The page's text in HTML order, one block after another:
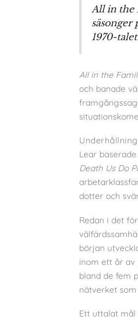
All in the
1970-
All in the
och banade
Lear
Death Us Do
dotter och
Redan i det
början
inom ett år
bland de fem
nätverket
Ett uttalat